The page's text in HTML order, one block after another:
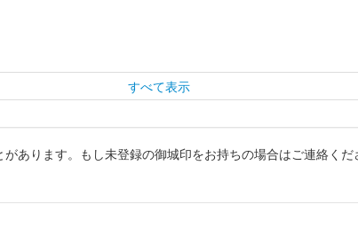
すべて表示
プレゼントされた。
あります。もし未登録の御城印をお持ちの場合はご連絡くだ